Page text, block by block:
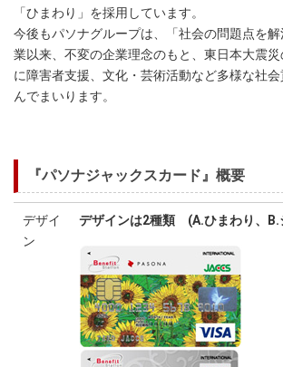
「ひまわり」を採用しています。
今後もパソナグループは、「社会の問題点を解
業以来、不変の企業理念のもと、東日本大震
に障害者支援、文化・芸術活動など多様な社
んでまいります。
『パソナジャックスカード』概要
デザイ
ン
デザインは2種類 (A.ひまわり、B.